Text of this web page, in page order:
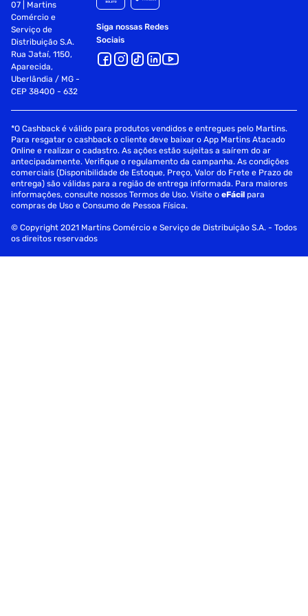
Booster no creme para pentear ou gelatina: com os cabelos
limpos e úmidos, misture o óleo ao finalizador, aplique
mecha a mecha e finalize como preferir
Fornecedor: Cimex Dist Salon Line
Especificações
Linha Definição Cachos Ostentação
Tipo de Cabelo Cachos
Tratamento Proteção Termica
07 | Martins
Comércio e
Serviço de
Distribuição S.A.
Rua Jataí, 1150,
Aparecida,
Uberlândia / MG -
CEP 38400 - 632
Siga nossas Redes
Sociais
*O Cashback é válido para produtos vendidos e entregues pelo Martins.
Para resgatar o cashback o cliente deve baixar o App Martins Atacado
Online e realizar o cadastro. As ações estão sujeitas a saírem do ar
antecipadamente. Verifique o regulamento da campanha. As condições
comerciais (Disponibilidade de Estoque, Preço, Valor do Frete e Prazo de
entrega) são válidas para a região de entrega informada. Para maiores
informações, consulte nossos Termos de Uso. Visite oeFácil para
compras de Uso e Consumo de Pessoa Física.
© Copyright 2021 Martins Comércio e Serviço de Distribuição S.A. - Todos
os direitos reservados